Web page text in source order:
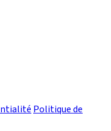
Politique de